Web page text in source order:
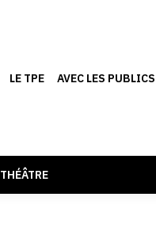
LE TPE AVEC LES PUBLICS
THÉÂTRE